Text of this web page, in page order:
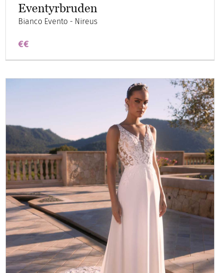
Eventyrbruden
Bianco Evento - Nireus
€€